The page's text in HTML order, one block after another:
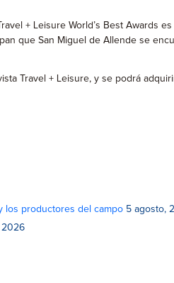
+ Leisure World’s Best Awards
que San Miguel de Allende se
Travel + Leisure, y se podrá
los productores del campo 5 agosto,
2026